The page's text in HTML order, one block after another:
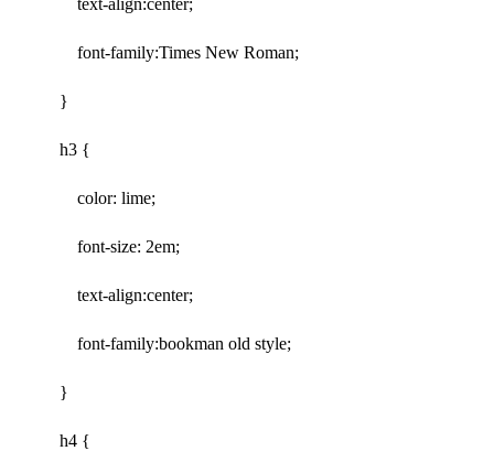
text-align:center;
font-family:Times New Roman;
}
h3 {
color: lime;
font-size: 2em;
text-align:center;
font-family:bookman old style;
}
h4 {